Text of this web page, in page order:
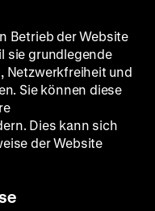
Hansen, B: Renato
D: Horst
Niehaus, 106‘
russischer
Betrieb der Website
sie grundlegende
Netzwerkfreiheit und
Sie können diese
Dies kann sich
der Website